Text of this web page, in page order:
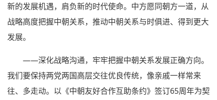
新的发展机遇，肩负新的时代使命。中方愿同朝方一道，从
战略高度把握中朝关系，推动中朝关系与时俱进、得到更大
发展。
——深化战略沟通，牢牢把握中朝关系发展正确方向。
我们要保持两党两国高层交往优良传统，像亲戚一样常来
往、多走动。以《中朝友好合作互助条约》签订65周年为契